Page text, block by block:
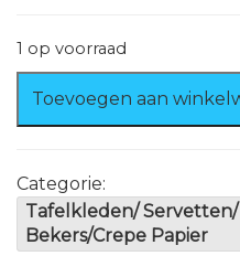
1 op voorraad
50
Gekleurd.
Toevoegen aan
Categorie:
Tafelkleden/
Bekers/Crepe Papier